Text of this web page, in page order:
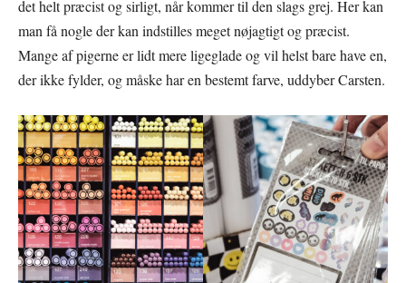
det helt præcist og sirligt, når kommer til den slags grej. Her kan
man få nogle der kan indstilles meget nøjagtigt og præcist.
Mange af pigerne er lidt mere ligeglade og vil helst bare have en,
der ikke fylder, og måske har en bestemt farve, uddyber Carsten.